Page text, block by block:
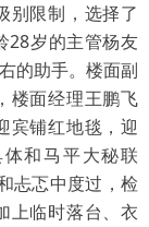
别限制，选择了
28岁的主管杨友
的助手。楼面副
楼面经理王鹏飞
宾铺红地毯，迎
和马平大秘联
忐忑中度过，检
上临时落台、衣